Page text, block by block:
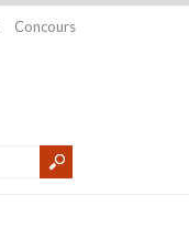
Concours